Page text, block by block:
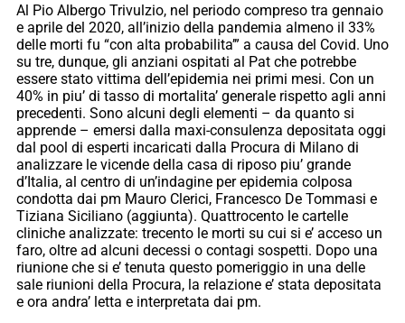
Al Pio Albergo Trivulzio, nel periodo compreso tra gennaio
e aprile del 2020, all’inizio della pandemia almeno il 33%
delle morti fu “con alta probabilita’” a causa del Covid. Uno
su tre, dunque, gli anziani ospitati al Pat che potrebbe
essere stato vittima dell’epidemia nei primi mesi. Con un
40% in piu’ di tasso di mortalita’ generale rispetto agli anni
precedenti. Sono alcuni degli elementi – da quanto si
apprende – emersi dalla maxi-consulenza depositata oggi
dal pool di esperti incaricati dalla Procura di Milano di
analizzare le vicende della casa di riposo piu’ grande
d’Italia, al centro di un’indagine per epidemia colposa
condotta dai pm Mauro Clerici, Francesco De Tommasi e
Tiziana Siciliano (aggiunta). Quattrocento le cartelle
cliniche analizzate: trecento le morti su cui si e’ acceso un
faro, oltre ad alcuni decessi o contagi sospetti. Dopo una
riunione che si e’ tenuta questo pomeriggio in una delle
sale riunioni della Procura, la relazione e’ stata depositata
e ora andra’ letta e interpretata dai pm.